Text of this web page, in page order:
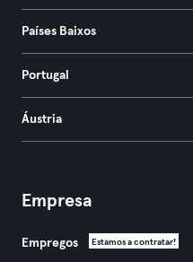
Países Baixos
Portugal
Áustria
Empresa
Empregos Estamos a contratar!